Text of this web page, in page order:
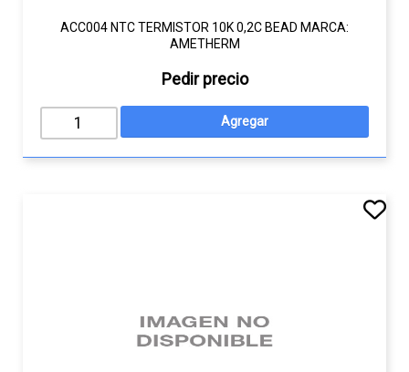
ACC004 NTC TERMISTOR 10K 0,2C BEAD MARCA:
AMETHERM
Pedir precio